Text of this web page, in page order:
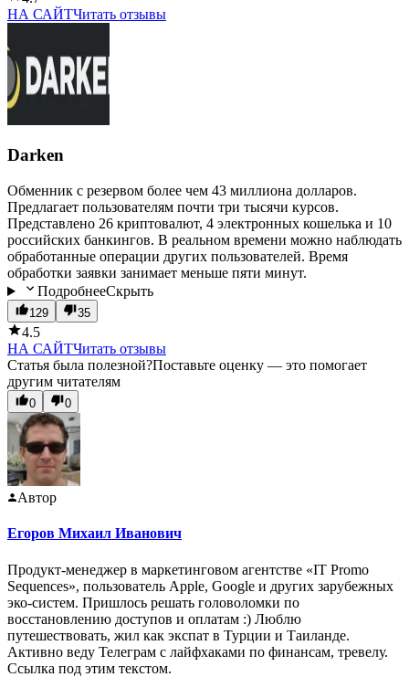
НА САЙТЧитать отзывы
Darken
Обменник с резервом более чем 43 миллиона долларов.
Предлагает пользователям почти три тысячи курсов.
Представлено 26 криптовалют, 4 электронных кошелька и 10
российских банкингов. В реальном времени можно наблюдать
обработанные операции других пользователей. Время
обработки заявки занимает меньше пяти минут.
ПодробнееСкрыть
129 35
4.5
НА САЙТЧитать отзывы
Статья была полезной?Поставьте оценку — это помогает
другим читателям
0 0
Автор
Егоров Михаил Иванович
Продукт-менеджер в маркетинговом агентстве «IT Promo
Sequences», пользователь Apple, Google и других зарубежных
эко-систем. Пришлось решать головоломки по
восстановлению доступов и оплатам :) Люблю
путешествовать, жил как экспат в Турции и Таиланде.
Активно веду Телеграм с лайфхаками по финансам, тревелу.
Ссылка под этим текстом.